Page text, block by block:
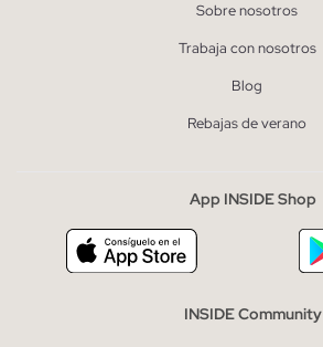
Sobre nosotros
Trabaja con nosotros
Blog
Rebajas de verano
App INSIDE Shop
INSIDE Community